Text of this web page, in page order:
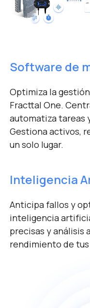
Software de
Optimiza la
Fracttal One.
automatiza tareas
Gestiona activos,
un solo lugar.
Inteligencia
Anticipa fallos y
inteligencia
precisas y análisis
rendimiento de